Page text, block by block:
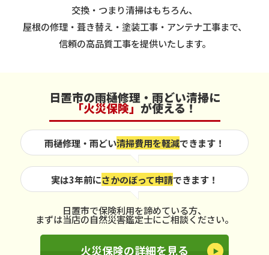
交換・つまり清掃はもちろん、
屋根の修理・葺き替え・塗装工事・アンテナ工事まで、
信頼の高品質工事を提供いたします。
日置市の雨樋修理・雨どい清掃に
「火災保険」が使える！
雨樋修理・雨どい清掃費用を軽減できます！
実は3年前にさかのぼって申請できます！
日置市で保険利用を諦めている方、
まずは当店の自然災害鑑定士にご相談ください。
火災保険の詳細を見る